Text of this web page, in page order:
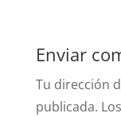
Enviar
Tu dirección
publicada.